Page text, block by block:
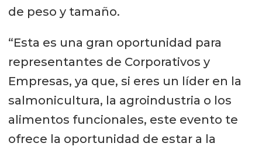
de peso y tamaño.
“Esta es una gran oportunidad para
representantes de Corporativos y
Empresas, ya que, si eres un líder en la
salmonicultura, la agroindustria o los
alimentos funcionales, este evento te
ofrece la oportunidad de estar a la